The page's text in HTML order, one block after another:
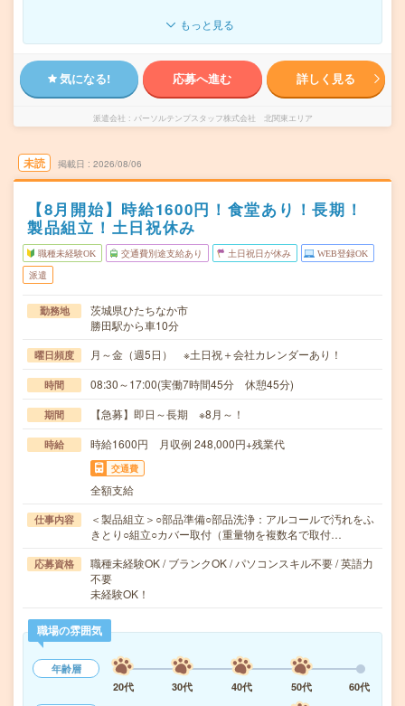
もっと見る
気になる! 応募へ進む 詳しく見る
派遣会社 パーソルテンプスタッフ株式会社 北関東エリア
未読 掲載日 2026/08/06
【8月開始】時給1600円！食堂あり！長期！
製品組立！土日祝休み
職種未経験OK 交通費別途支給あり 土日祝日が休み WEB登録OK
派遣
勤務地
茨城県ひたちなか市
勝田駅から車10分
曜日頻度 月～金（週5日） ※土日祝＋会社カレンダーあり！
時間 08:30～17:00(実働7時間45分 休憩45分)
期間 【急募】即日～長期 ※8月～！
時給 時給1600円 月収例 248,000円+残業代
交通費
全額支給
仕事内容
＜製品組立＞○部品準備○部品洗浄：アルコールで汚れをふ
きとり○組立○カバー取付（重量物を複数名で取付…
応募資格
職種未経験OK / ブランクOK / パソコンスキル不要 / 英語力
不要
未経験OK！
職場の雰囲気
年齢層
20代
30代 40代 50代
60代